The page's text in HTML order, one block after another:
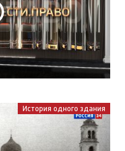
История одного здания